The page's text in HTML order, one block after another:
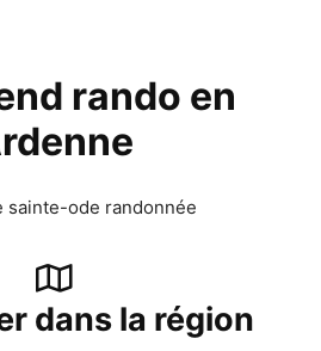
rando en
dans la région